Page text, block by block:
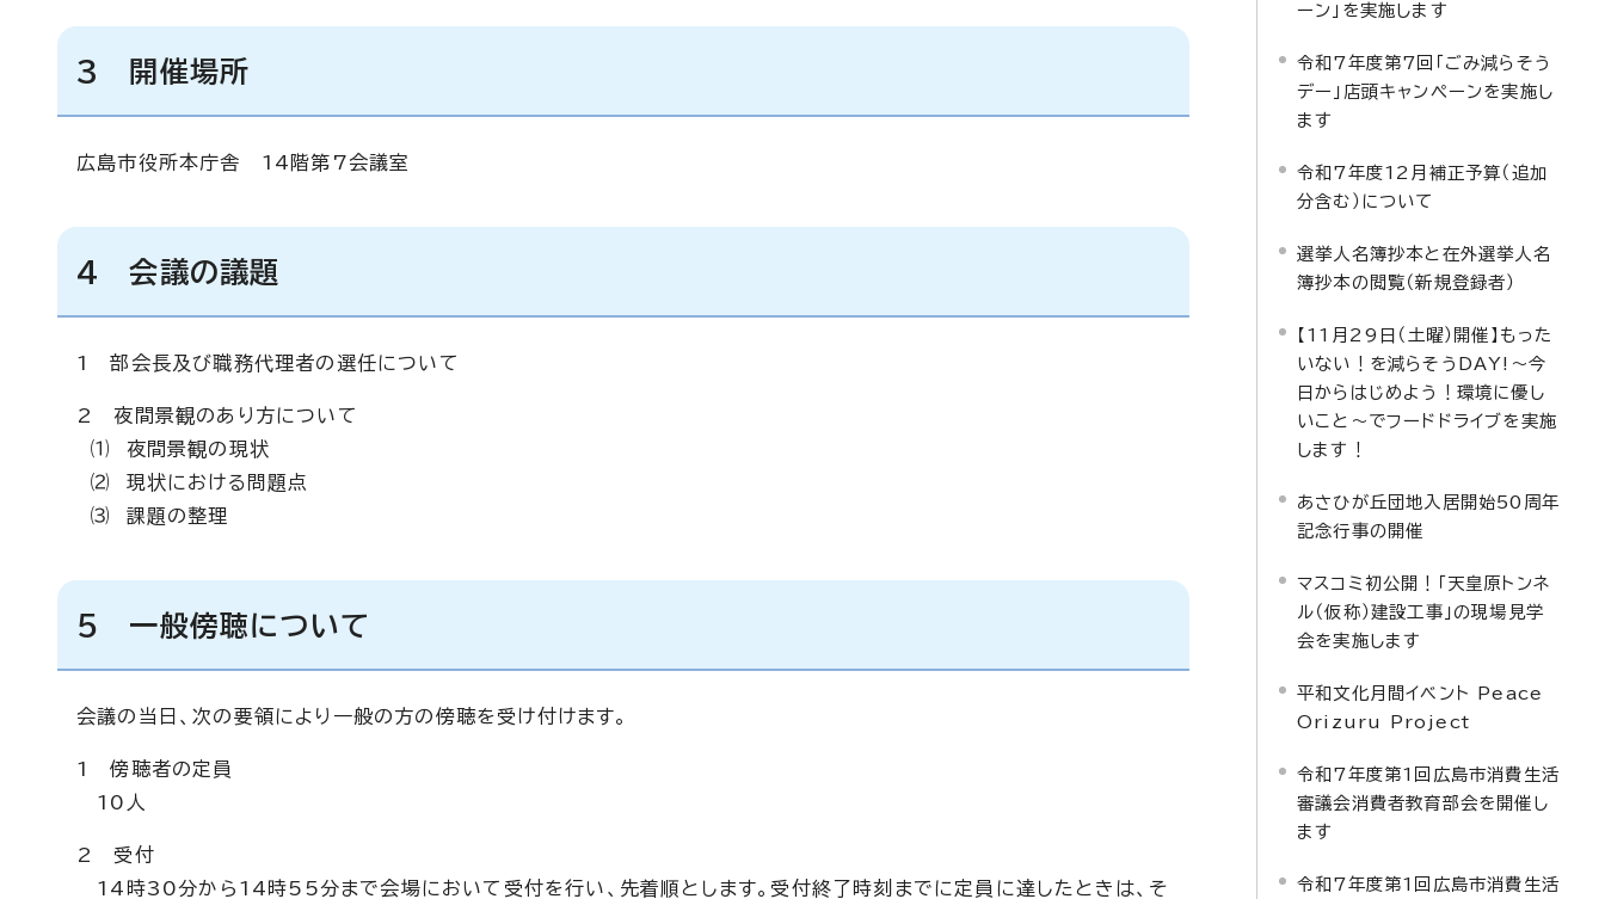
3 開催場所
広島市役所本庁舎 14階第7会議室
4 会議の議題
1 部会長及び職務代理者の選任について
2 夜間景観のあり方について
⑴ 夜間景観の現状
⑵ 現状における問題点
⑶ 課題の整理
5 一般傍聴について
会議の当日、次の要領により一般の方の傍聴を受け付けます。
1 傍聴者の定員
10人
2 受付
14時30分から14時55分まで会場において受付を行い、先着順とします。受付終了時刻までに定員に達したときは、そ
ーン」を実施します
令和7年度第7回「ごみ減らそう
デー」店頭キャンペーンを実施し
ます
令和7年度12月補正予算（追加
分含む）について
選挙人名簿抄本と在外選挙人名
簿抄本の閲覧（新規登録者）
【11月29日（土曜）開催】もった
いない！を減らそうDAY!～今
日からはじめよう！環境に優し
いこと～でフードドライブを実施
します！
あさひが丘団地入居開始50周年
記念行事の開催
マスコミ初公開！「天皇原トンネ
ル（仮称）建設工事」の現場見学
会を実施します
平和文化月間イベント Peace
Orizuru Project
令和7年度第1回広島市消費生活
審議会消費者教育部会を開催し
ます
令和7年度第1回広島市消費生活